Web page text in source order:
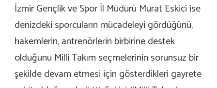
İzmir Gençlik ve Spor İl Müdürü Murat Eskici ise
denizdeki sporcuların mücadeleyi gördüğünü,
hakemlerin, antrenörlerin birbirine destek
olduğunu Milli Takım seçmelerinin sorunsuz bir
şekilde devam etmesi için gösterdikleri gayrete